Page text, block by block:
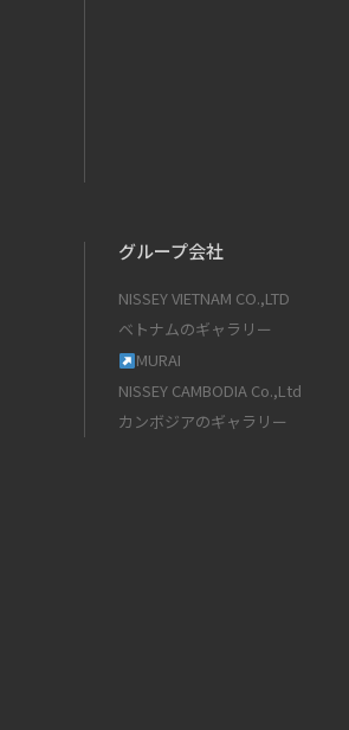
グループ会社
NISSEY VIETNAM CO.,LTD
ベトナムのギャラリー
MURAI
NISSEY CAMBODIA Co.,Ltd
カンボジアのギャラリー